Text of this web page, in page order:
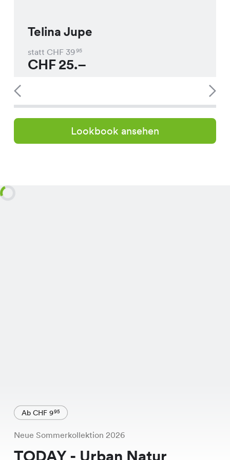
Telina Jupe
statt CHF 3995
CHF25.–
Lookbook ansehen
Ab CHF 995
Neue Sommerkollektion 2026
TODAY - Urban Natur